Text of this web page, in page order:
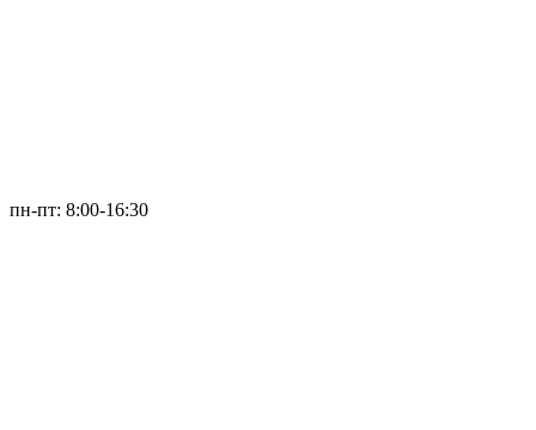
пн-пт: 8:00-16:30